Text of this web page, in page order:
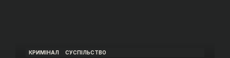
КРИМІНАЛ СУСПІЛЬСТВО